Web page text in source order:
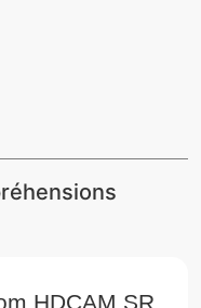
HDCAM SR